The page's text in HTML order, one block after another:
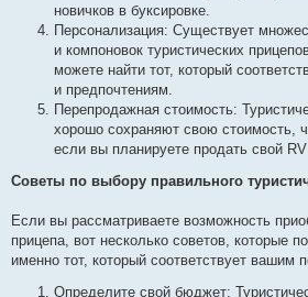
новичков в буксировке.
Персонализация: Существует
и компоновок туристических
можете найти тот, который
и предпочтениям.
Перепродажная стоимость:
хорошо сохраняют свою стоимость,
если вы планируете продать свой
Советы по выбору правильного
Если вы рассматриваете возможность
прицепа, вот несколько советов, которые
именно тот, который соответствует вашим
Определите свой бюджет: